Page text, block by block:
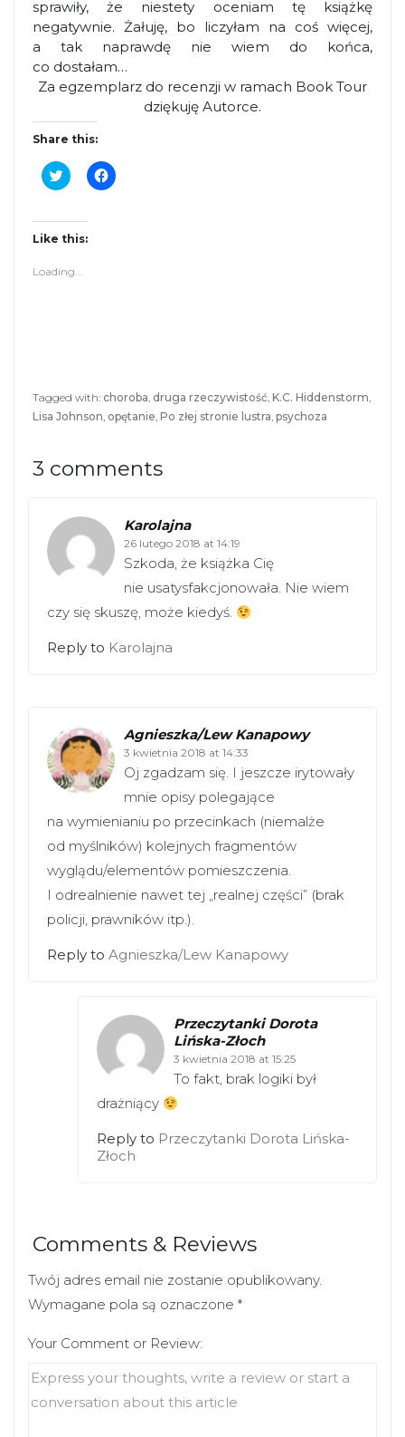
sprawiły, że niestety oceniam tę książkę
negatywnie. Żałuję, bo liczyłam na coś więcej,
a tak naprawdę nie wiem do końca,
co dostałam…
Za egzemplarz do recenzji w ramach Book Tour
dziękuję Autorce.
Share this:
C
l
k
t
o
s
h
t
e
p
e
n
e
w
n
d
w
)
C
l
e
o
O
p
n
n
i
n
o
w
Like this:
Loading...
Tagged with: choroba, druga rzeczywistość, K.C. Hiddenstorm,
Lisa Johnson, opętanie, Po złej stronie lustra, psychoza
3 comments
Karolajna
26 lutego 2018 at 14:19
Szkoda, że książka Cię
nie usatysfakcjonowała. Nie wiem
czy się skuszę, może kiedyś.
Reply to Karolajna
Agnieszka/Lew Kanapowy
3 kwietnia 2018 at 14:33
Oj zgadzam się. I jeszcze irytowały
mnie opisy polegające
na wymienianiu po przecinkach (niemalże
od myślników) kolejnych fragmentów
wyglądu/elementów pomieszczenia.
I odrealnienie nawet tej „realnej części” (brak
policji, prawników itp.).
Reply to Agnieszka/Lew Kanapowy
Przeczytanki Dorota
Lińska-Złoch
3 kwietnia 2018 at 15:25
To fakt, brak logiki był
drażniący
Reply to Przeczytanki Dorota Lińska-
Złoch
Comments & Reviews
Twój adres email nie zostanie opublikowany.
Wymagane pola są oznaczone *
Your Comment or Review: